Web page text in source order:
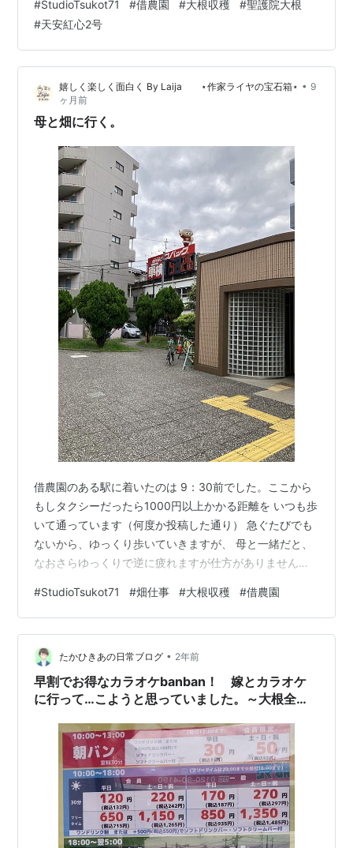
マルチ穴から丸く顔を出しているから これは聖護院でし
ょう。 もう１本は、見かけは丸くて 聖護院と似ているけ
れど、 全部で４種類蒔いたのだから 消去法で「天安紅心
２号」確定だと思います。 前回採った「あやめっ娘」は
輪切りにすると 周りが赤くて中が白 「天安紅心２号」は
切ると中は赤紫…
#StudioTsukot71 #借農園 #大根収穫 #聖護院大根
#天安紅心2号
嬉しく楽しく面白く By Laija ⋆作家ライヤの宝石箱⋆ • 9
ヶ月前
母と畑に行く。
借農園のある駅に着いたのは 9：30前でした。ここから
もしタクシーだったら1000円以上かかる距離を いつも歩
いて通っています（何度か投稿した通り） 急ぐたびでも
ないから、ゆっくり歩いていきますが、 母と一緒だと、
なおさらゆっくりで逆に疲れますが仕方がありません。
ういうとき、歩いて通える距離に畑があったら、 どんな
に良いだろうと毎回考えます。 でも、ここまで肥沃で農
薬を一切使っていないのが 地主さんの自慢の畑なので、
交通費かけてもここの会員になれてよかったのかもしれ
ません。 同じ系列の貸農園でも、 地主さんによって考え
方も違うし、 同じ土…
#StudioTsukot71 #畑仕事 #大根収穫 #借農園
たかひきあの日常ブログ • 2年前
早割でお得なカラオケbanban！ 嫁とカラオケ
に行って…こようと思っていました。～大根全部